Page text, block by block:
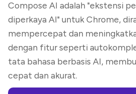
Compose AI adalah "ekstensi
diperkaya AI" untuk Chrome,
mempercepat dan
dengan fitur seperti
tata bahasa berbasis AI,
cepat dan akurat.